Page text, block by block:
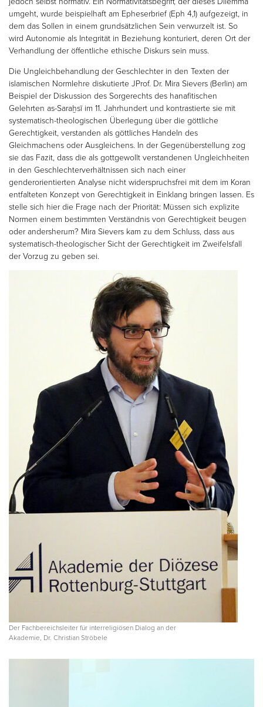
umgeht, wurde beispielhaft am Epheserbrief (Eph 4,1) aufgezeigt, in
dem das Sollen in einem grundsätzlichen Sein verwurzelt ist. So
wird Autonomie als Integrität in Beziehung konturiert, deren Ort der
Verhandlung der öffentliche ethische Diskurs sein muss.
Die Ungleichbehandlung der Geschlechter in den Texten der
islamischen Normlehre diskutierte JProf. Dr. Mira Sievers (Berlin) am
Beispiel der Diskussion des Sorgerechts des hanafitischen
Gelehrten as-Saraḫsī im 11. Jahrhundert und kontrastierte sie mit
systematisch-theologischen Überlegung über die göttliche
Gerechtigkeit, verstanden als göttliches Handeln des
Gleichmachens oder Ausgleichens. In der Gegenüberstellung zog
sie das Fazit, dass die als gottgewollt verstandenen Ungleichheiten
in den Geschlechterverhältnissen sich nach einer
genderorientierten Analyse nicht widerspruchsfrei mit dem im Koran
entfalteten Konzept von Gerechtigkeit in Einklang bringen lassen. Es
stelle sich hier die Frage nach der Priorität: Müssen sich explizite
Normen einem bestimmten Verständnis von Gerechtigkeit beugen
oder andersherum? Mira Sievers kam zu dem Schluss, dass aus
systematisch-theologischer Sicht der Gerechtigkeit im Zweifelsfall
der Vorzug zu geben sei.
Der Fachbereichsleiter für interreligiösen Dialog an der
Akademie, Dr. Christian Ströbele